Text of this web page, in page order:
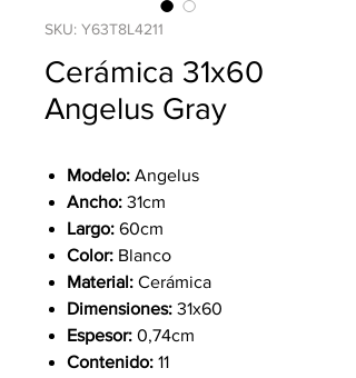
SKU: Y63T8L4211
Cerámica 31x60
Angelus Gray
Modelo: Angelus
Ancho: 31cm
Largo: 60cm
Color: Blanco
Material: Cerámica
Dimensiones: 31x60
Espesor: 0,74cm
Contenido: 11